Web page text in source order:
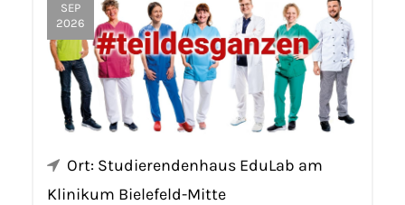
SEP
2026
Ort: Studierendenhaus EduLab am
Klinikum Bielefeld-Mitte